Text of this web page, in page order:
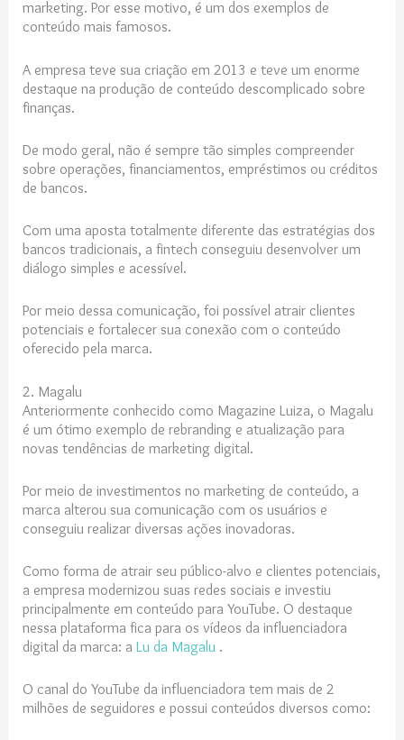
marketing. Por esse motivo, é um dos exemplos de
conteúdo mais famosos.
A empresa teve sua criação em 2013 e teve um enorme
destaque na produção de conteúdo descomplicado sobre
finanças.
De modo geral, não é sempre tão simples compreender
sobre operações, financiamentos, empréstimos ou créditos
de bancos.
Com uma aposta totalmente diferente das estratégias dos
bancos tradicionais, a fintech conseguiu desenvolver um
diálogo simples e acessível.
Por meio dessa comunicação, foi possível atrair clientes
potenciais e fortalecer sua conexão com o conteúdo
oferecido pela marca.
2. Magalu
Anteriormente conhecido como Magazine Luiza, o Magalu
é um ótimo exemplo de rebranding e atualização para
novas tendências de marketing digital.
Por meio de investimentos no marketing de conteúdo, a
marca alterou sua comunicação com os usuários e
conseguiu realizar diversas ações inovadoras.
Como forma de atrair seu público-alvo e clientes potenciais,
a empresa modernizou suas redes sociais e investiu
principalmente em conteúdo para YouTube. O destaque
nessa plataforma fica para os vídeos da influenciadora
digital da marca: aLu da Magalu .
O canal do YouTube da influenciadora tem mais de 2
milhões de seguidores e possui conteúdos diversos como: